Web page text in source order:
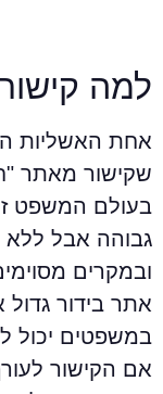
למה
אחת האשליות
שקישור מאתר
בעולם המשפט
גבוהה אבל ללא
ובמקרים
אתר בידור גדול
במשפטים יכול
אם הקישור לעורך